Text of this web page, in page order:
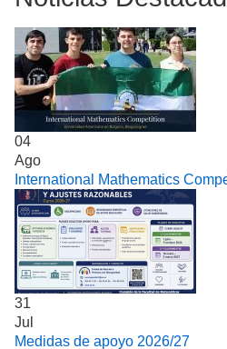
04
Ago
International Mathematics
31
Jul
Medidas de apoyo 2026/27